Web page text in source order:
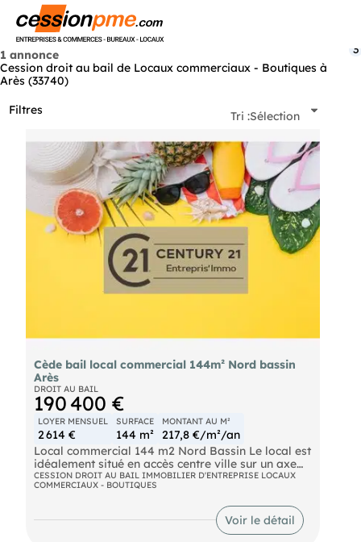
1 annonce
Cession droit au bail de Locaux commerciaux - Boutiques à
Arès (33740)
Filtres
3
Tri :Sélection
Cède bail local commercial 144m² Nord bassin
Arès
DROIT AU BAIL
190 400 €
LOYER MENSUEL
2 614 €
SURFACE
144 m²
MONTANT AU M²
217,8 €/m²/an
Local commercial 144 m2 Nord Bassin Le local est
idéalement situé en accès centre ville sur un axe
passant. Il possède une belle visibilité et des
places de parking. Sa modularité ainsi que la
viennent compléter les atouts de ce local. Nous
consulter rapidement. Loyer = 2413€/mois Droit
CESSION DROIT AU BAIL IMMOBILIER D'ENTREPRISE LOCAUX
COMMERCIAUX - BOUTIQUES
Voir le détail